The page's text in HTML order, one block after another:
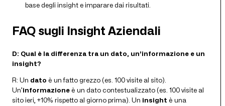
base degli insight e imparare dai risultati.
FAQ sugli Insight Aziendali
D: Qual è la differenza tra un dato, un’informazione e un
insight?
R: Un dato è un fatto grezzo (es. 100 visite al sito).
Un’informazione è un dato contestualizzato (es. 100 visite al
sito ieri, +10% rispetto al giorno prima). Un insight è una